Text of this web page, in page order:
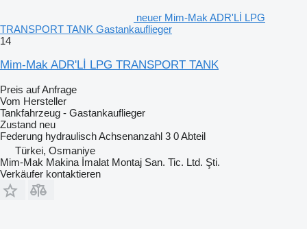
neuer Mim-Mak ADR'Lİ LPG
TRANSPORT TANK Gastankauflieger
14
Mim-Mak ADR'Lİ LPG TRANSPORT TANK
Preis auf Anfrage
Vom Hersteller
Tankfahrzeug - Gastankauflieger
Zustand neu
Federung hydraulischAchsenanzahl 3 0 Abteil
Türkei, Osmaniye
Mim-Mak Makina İmalat Montaj San. Tic. Ltd. Şti.
Verkäufer kontaktieren